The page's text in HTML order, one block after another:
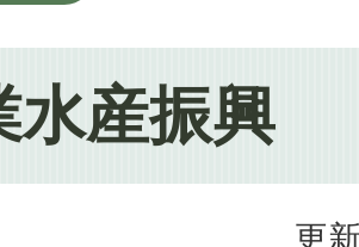
水産振興
更